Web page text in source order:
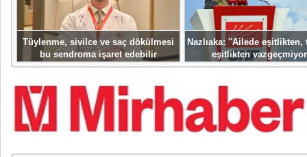
Tüylenme, sivilce ve saç dökülmesi
bu sendroma işaret edebilir
Nazlıaka: ''Ailede eşitlikten,
eşitlikten